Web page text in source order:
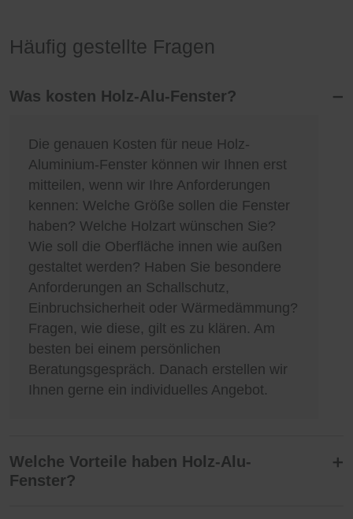
Häufig gestellte Fragen
Was kosten Holz-Alu-Fenster?
Die genauen Kosten für neue Holz-
Aluminium-Fenster können wir Ihnen erst
mitteilen, wenn wir Ihre Anforderungen
kennen: Welche Größe sollen die Fenster
haben? Welche Holzart wünschen Sie?
Wie soll die Oberfläche innen wie außen
gestaltet werden? Haben Sie besondere
Anforderungen an Schallschutz,
Einbruchsicherheit oder Wärmedämmung?
Fragen, wie diese, gilt es zu klären. Am
besten bei einem persönlichen
Beratungsgespräch. Danach erstellen wir
Ihnen gerne ein individuelles Angebot.
Welche Vorteile haben Holz-Alu-
Fenster?